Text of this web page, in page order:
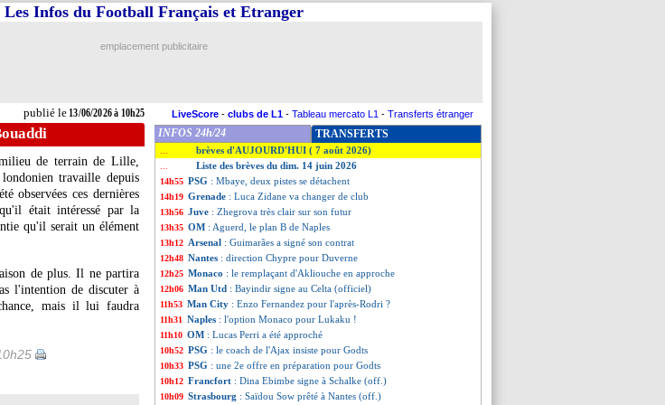
publié le13/06/2026 à 10h25
Les Infos du Football Français et Etranger
emplacement publicitaire
LiveScore - clubs de L1 - Tableau mercato L1 - Transferts étranger
de terrain de Lille,
travaille depuis
observées ces dernières
était intéressé par la
qu'il serait un élément
de plus. Il ne partira
l'intention de discuter à
mais il lui faudra
INFOS 24h/24 TRANSFERTS
brèves d'AUJOURD'HUI ( 7 août 2026)
Liste des brèves du dim. 14 juin 2026
14h55 PSG : Mbaye, deux pistes se détachent
14h19 Grenade : Luca Zidane va changer de club
13h56 Juve : Zhegrova très clair sur son futur
13h35 OM : Aguerd, le plan B de Naples
13h12 Arsenal : Guimarães a signé son contrat
12h48 Nantes : direction Chypre pour Duverne
12h25 Monaco : le remplaçant d'Akliouche en approche
12h06 Man Utd : Bayindir signe au Celta (officiel)
11h53 Man City : Enzo Fernandez pour l'après-Rodri ?
11h31 Naples : l'option Monaco pour Lukaku !
11h10 OM : Lucas Perri a été approché
10h52 PSG : le coach de l'Ajax insiste pour Godts
10h33 PSG : une 2e offre en préparation pour Godts
10h12 Francfort : Dina Ebimbe signe à Schalke (off.)
10h09 Strasbourg : Saïdou Sow prêté à Nantes (off.)